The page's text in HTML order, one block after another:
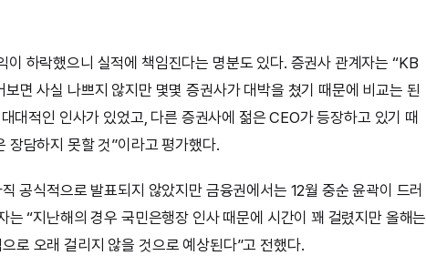
이 하락했으니 실적에 책임진다는 명분도 있다. 증권사 관계자는 “KB
면 사실 나쁘지 않지만 몇몇 증권사가 대박을 쳤기 때문에 비교는 된
대적인 인사가 있었고, 다른 증권사에 젊은 CEO가 등장하고 있기 때
장담하지 못할 것”이라고 평가했다.
공식적으로 발표되지 않았지만 금융권에서는 12월 중순 윤곽이 드러
는 “지난해의 경우 국민은행장 인사 때문에 시간이 꽤 걸렸지만 올해는
로 오래 걸리지 않을 것으로 예상된다”고 전했다.